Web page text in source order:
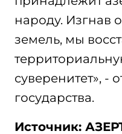
народу. Изгнав
земель, мы
суверенитет», -
государства.
Источник: